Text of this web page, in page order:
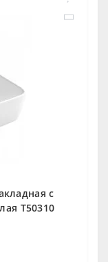
с
T50310